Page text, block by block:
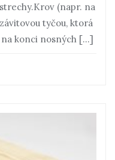
(napr. na
tyčou, ktorá
na konci nosných […]